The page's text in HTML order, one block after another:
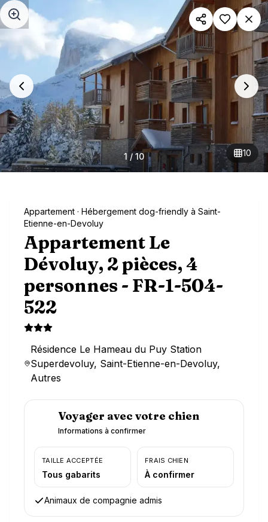
Aller au contenu principal
1/ 10 10
Appartement · Hébergement dog-friendly à Saint-
Etienne-en-Devoluy
Appartement Le
Dévoluy, 2 pièces, 4
personnes - FR-1-504-
522
Résidence Le Hameau du Puy Station
Superdevoluy, Saint-Etienne-en-Devoluy,
Autres
Voyager avec votre chien
Informations à confirmer
TAILLE ACCEPTÉE
Tous gabarits
FRAIS CHIEN
À confirmer
Animaux de compagnie admis